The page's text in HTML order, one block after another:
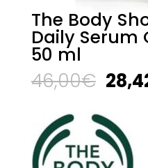
The Body
Daily Serum
50 ml
46,00€ El
precio
era: